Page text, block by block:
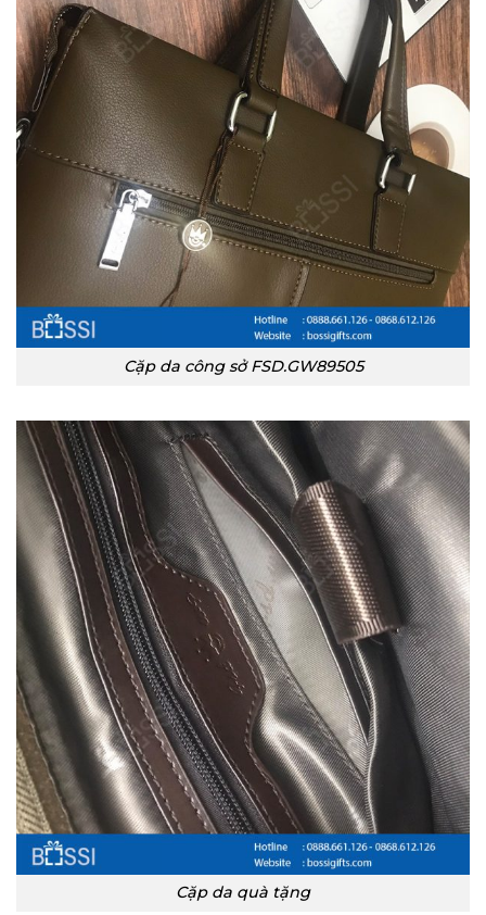
Cặp da công sở FSD.GW89505
Cặp da quà tặng